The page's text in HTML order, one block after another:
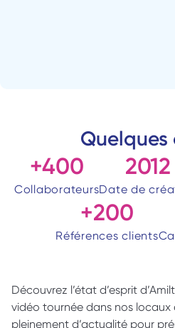
Quelques
+400
Collaborateurs
2012
Date de
+200
Références clients
Découvrez l’état d’esprit
vidéo tournée dans nos locaux
pleinement d’actualité pour